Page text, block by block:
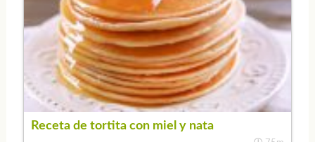
Receta de tortita con miel y nata